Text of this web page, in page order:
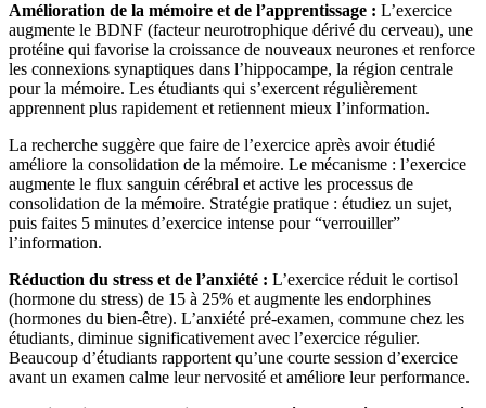
Amélioration de la mémoire et de l’apprentissage : L’exercice
augmente le BDNF (facteur neurotrophique dérivé du cerveau), une
protéine qui favorise la croissance de nouveaux neurones et renforce
les connexions synaptiques dans l’hippocampe, la région centrale
pour la mémoire. Les étudiants qui s’exercent régulièrement
apprennent plus rapidement et retiennent mieux l’information.
La recherche suggère que faire de l’exercice après avoir étudié
améliore la consolidation de la mémoire. Le mécanisme : l’exercice
augmente le flux sanguin cérébral et active les processus de
consolidation de la mémoire. Stratégie pratique : étudiez un sujet,
puis faites 5 minutes d’exercice intense pour “verrouiller”
l’information.
Réduction du stress et de l’anxiété : L’exercice réduit le cortisol
(hormone du stress) de 15 à 25% et augmente les endorphines
(hormones du bien-être). L’anxiété pré-examen, commune chez les
étudiants, diminue significativement avec l’exercice régulier.
Beaucoup d’étudiants rapportent qu’une courte session d’exercice
avant un examen calme leur nervosité et améliore leur performance.